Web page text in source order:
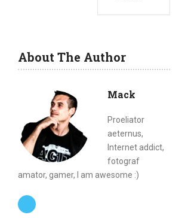
About The Author
Mack
Proeliator
aeternus,
Internet addict,
fotograf
amator, gamer, I am awesome :)